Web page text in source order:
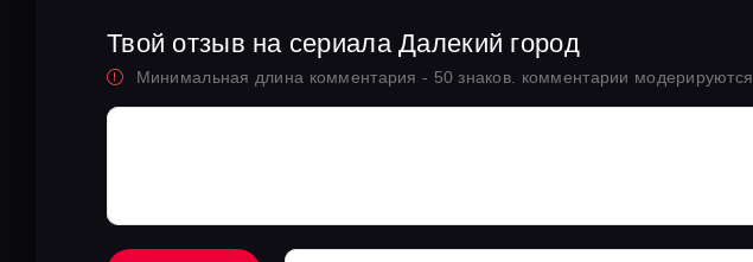
Твой отзыв на сериала Далекий город
Минимальная длина комментария - 50 знаков. комментарии модерируются